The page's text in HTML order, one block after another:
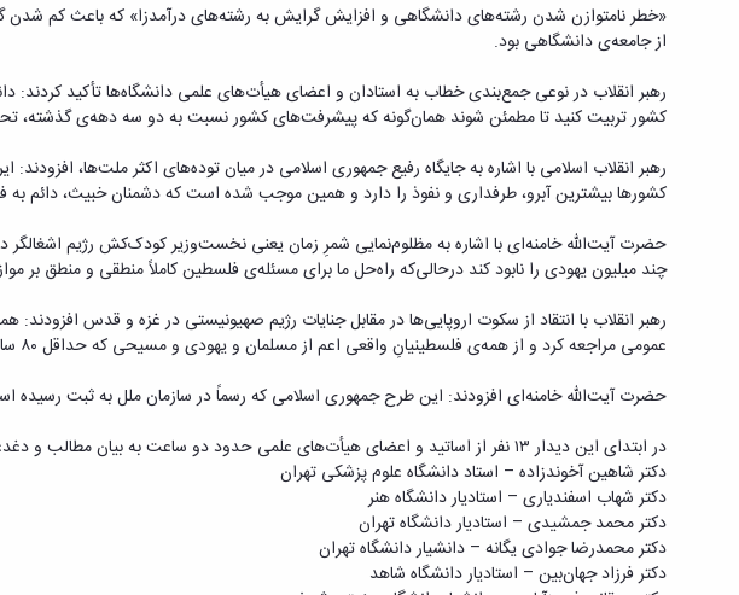
«خطر نامتوازن شدن رشته‌های دانشگاهی و افزایش گرایش به رشته‌های درآمدزا» که باعث کم
از جامعه‌ی دانشگاهی بود.
رهبر انقلاب در نوعی جمع‌بندی خطاب به استادان و اعضای هیأت‌های علمی دانشگاه‌ها تأکید
کشور تربیت کنید تا مطمئن شوند همان‌گونه که پیشرفت‌های کشور نسبت به دو سه دهه‌ی گذشته،
رهبر انقلاب اسلامی با اشاره به جایگاه رفیع جمهوری اسلامی در میان توده‌های اکثر ملت‌ها،
کشورها بیشترین آبرو، طرفداری و نفوذ را دارد و همین موجب شده است که دشمنان خبیث، دائم
حضرت آیت‌الله خامنه‌ای با اشاره به مظلوم‌نمایی شمرِ زمان یعنی نخست‌وزیر کودک‌کش رژیم اشغالگر
چند میلیون یهودی را نابود کند درحالی‌که راه‌حل ما برای مسئله‌ی فلسطین کاملاً منطقی و منطق بر
رهبر انقلاب با انتقاد از سکوت اروپایی‌ها در مقابل جنایات رژیم صهیونیستی در غزه و قدس
عمومی مراجعه کرد و از همه‌ی فلسطینیانِ واقعی اعم از مسلمان و یهودی و مسیحی که حداقل ۸۰ سال در این سرزمین بوده‌اند -چه در داخل و چه در خارج از سرزمین‌های اشغالی- نظرخواهی و همه‌پرسی شود.
حضرت آیت‌الله خامنه‌ای افزودند: این طرح جمهوری اسلامی که رسماً در سازمان ملل به ثبت رسیده
در ابتدای این دیدار ۱۳ نفر از اساتید و اعضای هیأت‌های علمی حدود دو ساعت به بیان مطالب و دغدغه‌های خود پرداختند. آقایان:
دکتر شاهین آخوندزاده – استاد دانشگاه علوم پزشکی تهران
دکتر شهاب اسفندیاری – استادیار دانشگاه هنر
دکتر محمد جمشیدی – استادیار دانشگاه تهران
دکتر محمدرضا جوادی یگانه – دانشیار دانشگاه تهران
دکتر فرزاد جهان‌بین – استادیار دانشگاه شاهد